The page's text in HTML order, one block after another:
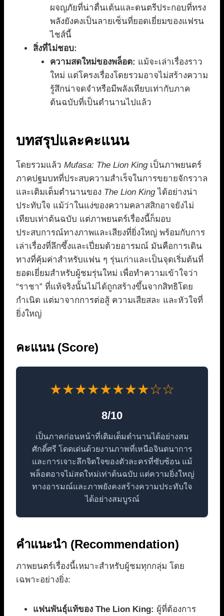
ผจญภัยที่น่าตื่นเต้นและดนตรีประกอบที่ทรง
พลังยังคงเป็นลายเซ็นที่ยอดเยี่ยมของแฟรน
ไชส์นี้
สิ่งที่ไม่ชอบ:
ความสดใหม่ของพล็อต: แม้จะเล่าเรื่องราว
ใหม่ แต่โครงเรื่องโดยรวมอาจไม่สร้างความ
รู้สึกน่าจดจำหรือมีพลังเทียบเท่ากับภาค
ต้นฉบับที่เป็นตำนานไปแล้ว
บทสรุปและคะแนน
โดยรวมแล้ว Mufasa: The Lion Kingเป็นภาพยนตร์
ภาคปฐมบทที่ประสบความสำเร็จในการขยายจักรวาล
และเติมเต็มตำนานของ The Lion Kingได้อย่างน่า
ประทับใจ แม้ว่าในแง่ของความคลาสสิกอาจยังไม่
เทียบเท่าต้นฉบับ แต่ภาพยนตร์เรื่องนี้ก็มอบ
ประสบการณ์ทางภาพและเสียงที่ยิ่งใหญ่ พร้อมกับการ
เล่าเรื่องที่ลึกซึ้งและเปี่ยมด้วยอารมณ์ มันคือการเดิน
ทางที่คุ้มค่าสำหรับแฟน ๆ รุ่นเก่าและเป็นจุดเริ่มต้นที่
ยอดเยี่ยมสำหรับผู้ชมรุ่นใหม่ เพื่อทำความเข้าใจว่า
“ราชา” ที่แท้จริงนั้นไม่ได้ถูกสร้างขึ้นจากสิทธิโดย
กำเนิด แต่มาจากการต่อสู้ ความเสียสละ และหัวใจที่
ยิ่งใหญ่
คะแนน (Score)
★★★★★★★★☆☆
8/10
เป็นภาคก่อนหน้าที่เติมเต็มตำนานได้อย่างสม
ศักดิ์ศรี โดดเด่นด้วยงานภาพที่เหนือจินตนาการ
และการเจาะลึกจิตใจของตัวละครที่ซับซ้อน แม้
พล็อตอาจไม่สดใหม่เท่าต้นฉบับ แต่ความยิ่งใหญ่
ทางอารมณ์และภาพยังคงสร้างความประทับใจ
ได้อย่างสมบูรณ์
คำแนะนำ (Recommendation)
ภาพยนตร์เรื่องนี้เหมาะสำหรับผู้ชมทุกกลุ่ม โดย
เฉพาะอย่างยิ่ง:
แฟนพันธุ์แท้ของ The Lion King: ผู้ที่ต้องการ